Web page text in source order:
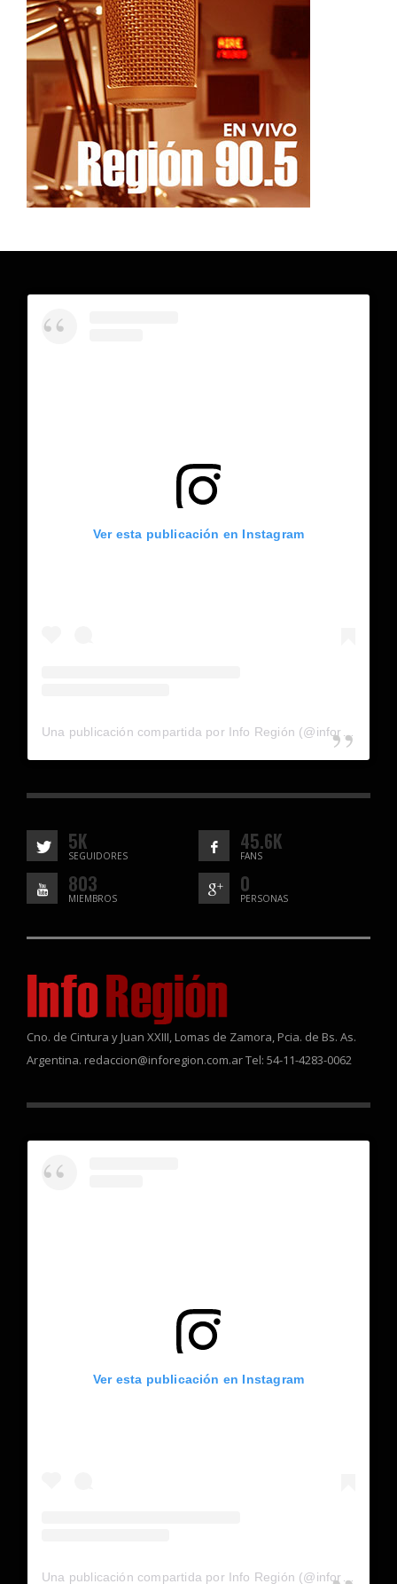
Ver esta publicación en Instagram
5K
SEGUIDORES
45.6K
FANS
803
MIEMBROS
0
PERSONAS
Cno. de Cintura y Juan XXIII, Lomas de Zamora, Pcia. de Bs. As.
Argentina. redaccion@inforegion.com.ar Tel: 54-11-4283-0062
Ver esta publicación en Instagram
Una publicación compartida por Info Región (@inforegion_redes)